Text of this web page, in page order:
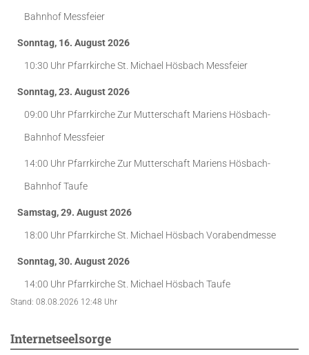
Bahnhof Messfeier
Sonntag, 16. August 2026
10:30 Uhr Pfarrkirche St. Michael Hösbach Messfeier
Sonntag, 23. August 2026
09:00 Uhr Pfarrkirche Zur Mutterschaft Mariens Hösbach-
Bahnhof Messfeier
14:00 Uhr Pfarrkirche Zur Mutterschaft Mariens Hösbach-
BahnhofTaufe
Samstag, 29. August 2026
18:00 Uhr Pfarrkirche St. Michael Hösbach Vorabendmesse
Sonntag, 30. August 2026
14:00 Uhr Pfarrkirche St. Michael Hösbach Taufe
Stand: 08.08.2026 12:48 Uhr
Internetseelsorge